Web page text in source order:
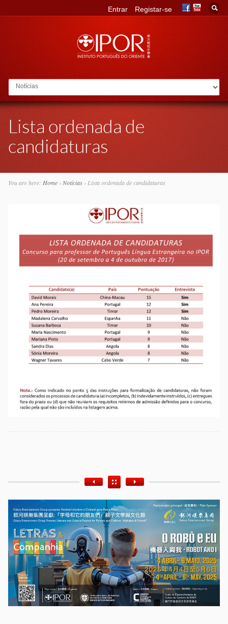
Go to:
Entrar Registar-se
Lista ordenada de
candidaturas
You are here: Home› Notícias› Lista ordenada de candidaturas